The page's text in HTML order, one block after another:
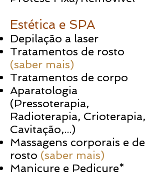
Estética e SPA
Depilação a laser
Tratamentos de rosto
(saber mais)
Tratamentos de corpo
Aparatologia
(Pressoterapia,
Radioterapia, Crioterapia,
Cavitação,...)
Massagens corporais e de
rosto (saber mais)
Manicure e Pedicure*